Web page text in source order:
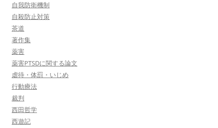
自我防衛機制
自殺防止対策
茶道
著作集
薬害
薬害PTSDに関する論文
虐待・体罰・いじめ
行動療法
裁判
西田哲学
西遊記